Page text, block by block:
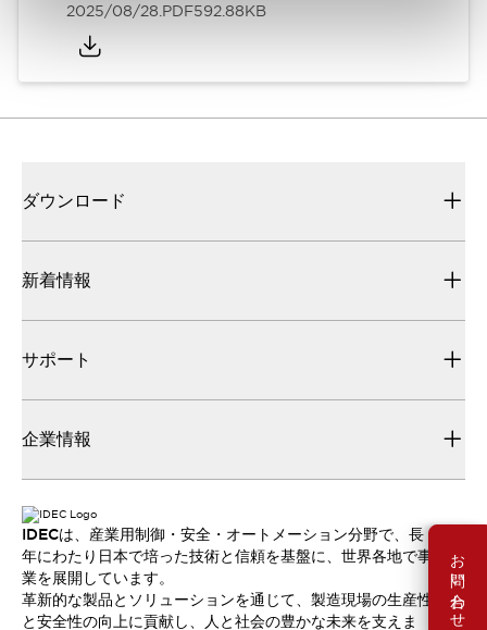
お問い合わせ
2025/08/28.PDF592.88KB
ダウンロード
新着情報
サポート
企業情報
IDECは、産業用制御・安全・オートメーション分野で、長
年にわたり日本で培った技術と信頼を基盤に、世界各地で事
業を展開しています。
革新的な製品とソリューションを通じて、製造現場の生産性
と安全性の向上に貢献し、人と社会の豊かな未来を支えま